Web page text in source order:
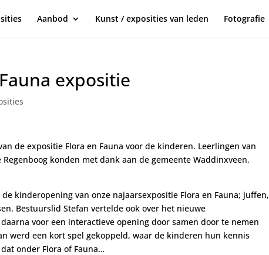
Aanbod Kunst / exposities van leden Fotografie
expositie
de expositie Flora en Fauna voor de kinderen. Leerlingen van
konden met dank aan de gemeente Waddinxveen,
kinderopening van onze najaarsexpositie Flora en Fauna; juffen,
Bestuurslid Stefan vertelde ook over het nieuwe
voor een interactieve opening door samen door te nemen
werd een kort spel gekoppeld, waar de kinderen hun kennis
onder Flora of Fauna…